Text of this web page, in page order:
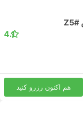
4.1
هم اکنون رزرو کنید